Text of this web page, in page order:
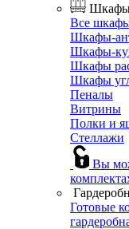
Все
Шкафы-
Шкафы-
Шкафы
Шкафы
Пеналы
Витрины
Полки и
Стеллажи
Вы
Готовые